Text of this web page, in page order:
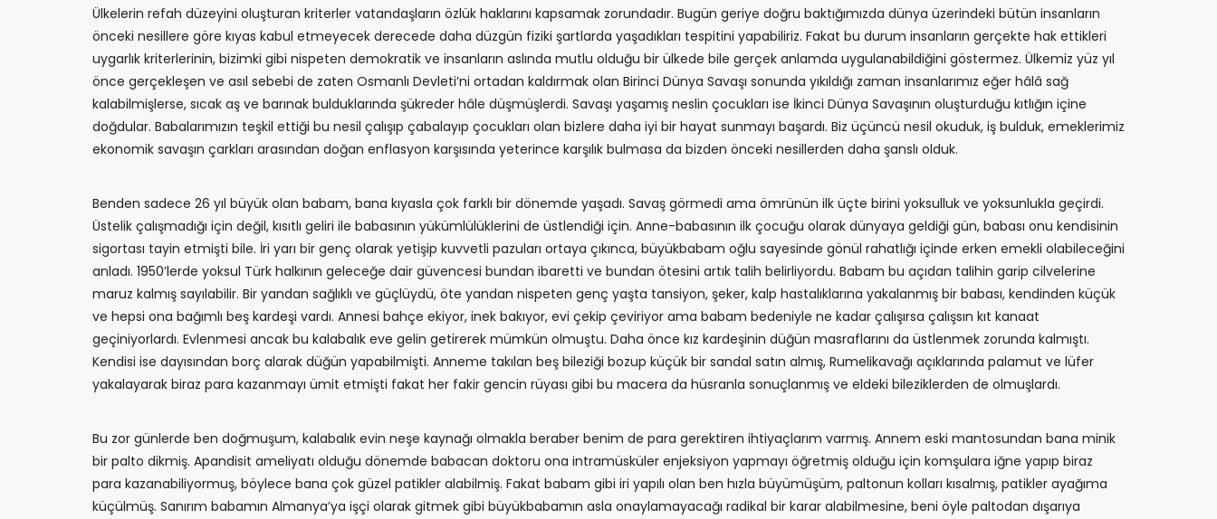
Ülkelerin refah düzeyini oluşturan kriterler vatandaşların özlük haklarını kapsamak zorundadır. Bugün geriye doğru baktığımızda dünya üzerindeki bütün insanların
önceki nesillere göre kıyas kabul etmeyecek derecede daha düzgün fiziki şartlarda yaşadıkları tespitini yapabiliriz. Fakat bu durum insanların gerçekte hak ettikleri
uygarlık kriterlerinin, bizimki gibi nispeten demokratik ve insanların aslında mutlu olduğu bir ülkede bile gerçek anlamda uygulanabildiğini göstermez. Ülkemiz yüz yıl
önce gerçekleşen ve asıl sebebi de zaten Osmanlı Devleti’ni ortadan kaldırmak olan Birinci Dünya Savaşı sonunda yıkıldığı zaman insanlarımız eğer hâlâ sağ
kalabilmişlerse, sıcak aş ve barınak bulduklarında şükreder hâle düşmüşlerdi. Savaşı yaşamış neslin çocukları ise İkinci Dünya Savaşının oluşturduğu kıtlığın içine
doğdular. Babalarımızın teşkil ettiği bu nesil çalışıp çabalayıp çocukları olan bizlere daha iyi bir hayat sunmayı başardı. Biz üçüncü nesil okuduk, iş bulduk, emeklerimiz
ekonomik savaşın çarkları arasından doğan enflasyon karşısında yeterince karşılık bulmasa da bizden önceki nesillerden daha şanslı olduk.
Benden sadece 26 yıl büyük olan babam, bana kıyasla çok farklı bir dönemde yaşadı. Savaş görmedi ama ömrünün ilk üçte birini yoksulluk ve yoksunlukla geçirdi.
Üstelik çalışmadığı için değil, kısıtlı geliri ile babasının yükümlülüklerini de üstlendiği için. Anne-babasının ilk çocuğu olarak dünyaya geldiği gün, babası onu kendisinin
sigortası tayin etmişti bile. İri yarı bir genç olarak yetişip kuvvetli pazuları ortaya çıkınca, büyükbabam oğlu sayesinde gönül rahatlığı içinde erken emekli olabileceğini
anladı. 1950’lerde yoksul Türk halkının geleceğe dair güvencesi bundan ibaretti ve bundan ötesini artık talih belirliyordu. Babam bu açıdan talihin garip cilvelerine
maruz kalmış sayılabilir. Bir yandan sağlıklı ve güçlüydü, öte yandan nispeten genç yaşta tansiyon, şeker, kalp hastalıklarına yakalanmış bir babası, kendinden küçük
ve hepsi ona bağımlı beş kardeşi vardı. Annesi bahçe ekiyor, inek bakıyor, evi çekip çeviriyor ama babam bedeniyle ne kadar çalışırsa çalışsın kıt kanaat
geçiniyorlardı. Evlenmesi ancak bu kalabalık eve gelin getirerek mümkün olmuştu. Daha önce kız kardeşinin düğün masraflarını da üstlenmek zorunda kalmıştı.
Kendisi ise dayısından borç alarak düğün yapabilmişti. Anneme takılan beş bileziği bozup küçük bir sandal satın almış, Rumelikavağı açıklarında palamut ve lüfer
yakalayarak biraz para kazanmayı ümit etmişti fakat her fakir gencin rüyası gibi bu macera da hüsranla sonuçlanmış ve eldeki bileziklerden de olmuşlardı.
Bu zor günlerde ben doğmuşum, kalabalık evin neşe kaynağı olmakla beraber benim de para gerektiren ihtiyaçlarım varmış. Annem eski mantosundan bana minik
bir palto dikmiş. Apandisit ameliyatı olduğu dönemde babacan doktoru ona intramüsküler enjeksiyon yapmayı öğretmiş olduğu için komşulara iğne yapıp biraz
para kazanabiliyormuş, böylece bana çok güzel patikler alabilmiş. Fakat babam gibi iri yapılı olan ben hızla büyümüşüm, paltonun kolları kısalmış, patikler ayağıma
küçülmüş. Sanırım babamın Almanya’ya işçi olarak gitmek gibi büyükbabamın asla onaylamayacağı radikal bir karar alabilmesine, beni öyle paltodan dışarıya